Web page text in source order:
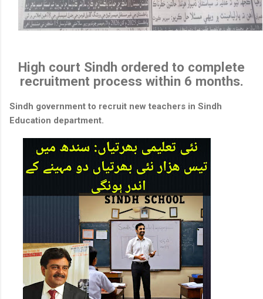
High court Sindh ordered to complete
recruitment process within 6 months.
Sindh government to recruit new teachers in Sindh
Education department.